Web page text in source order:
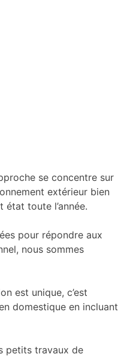
se concentre sur
extérieur bien
toute l’année.
pour répondre aux
nous sommes
est unique, c’est
domestique en incluant
petits travaux de